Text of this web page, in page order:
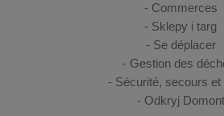
Commerces
Sklepy i targ
Se déplacer
Gestion des
Sécurité, secours et
Odkryj Domont